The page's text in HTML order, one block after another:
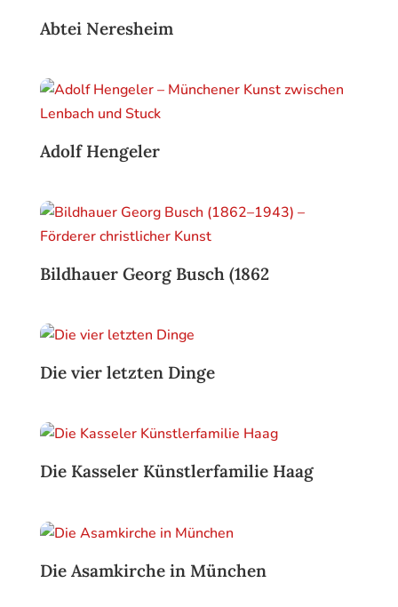
Abtei Neresheim
Adolf Hengeler
Bildhauer Georg Busch (1862
Die vier letzten Dinge
Die Kasseler Künstlerfamilie Haag
Die Asamkirche in München